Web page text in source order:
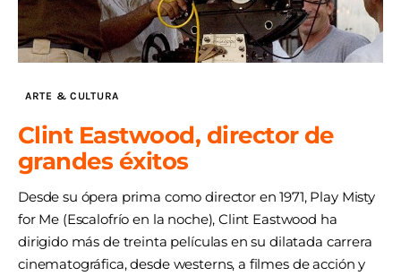
ARTE & CULTURA
Clint Eastwood, director de
grandes éxitos
Desde su ópera prima como director en 1971, Play Misty
for Me (Escalofrío en la noche), Clint Eastwood ha
dirigido más de treinta películas en su dilatada carrera
cinematográfica, desde westerns, a filmes de acción y